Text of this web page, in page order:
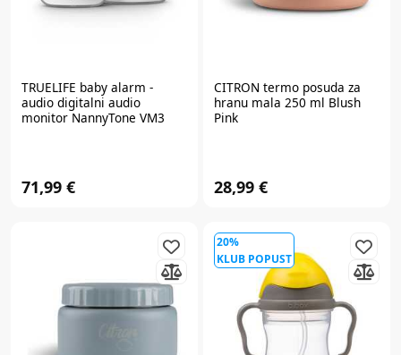
TRUELIFE baby alarm -
audio digitalni audio
monitor NannyTone VM3
71,99 €
CITRON termo posuda za
hranu mala 250 ml Blush
Pink
28,99 €
20%
KLUB POPUST